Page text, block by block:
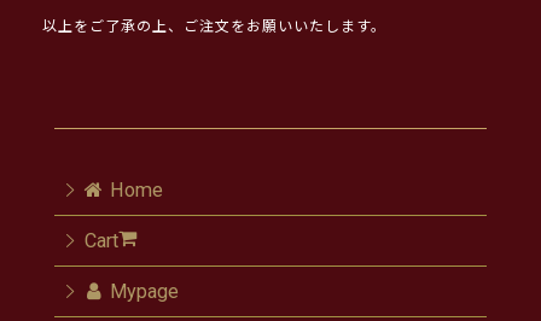
以上をご了承の上、ご注文をお願いいたします。
Home
Cart
Mypage